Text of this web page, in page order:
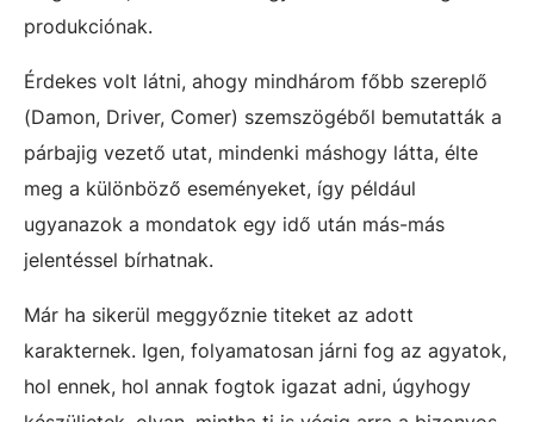
produkciónak.
Érdekes volt látni, ahogy mindhárom főbb szereplő
(Damon, Driver, Comer) szemszögéből bemutatták a
párbajig vezető utat, mindenki máshogy látta, élte
meg a különböző eseményeket, így például
ugyanazok a mondatok egy idő után más-más
jelentéssel bírhatnak.
Már ha sikerül meggyőznie titeket az adott
karakternek. Igen, folyamatosan járni fog az agyatok,
hol ennek, hol annak fogtok igazat adni, úgyhogy